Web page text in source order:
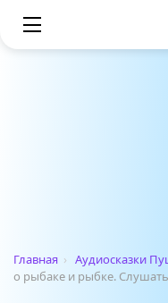
Главная › Аудиосказки
о рыбаке и рыбке.